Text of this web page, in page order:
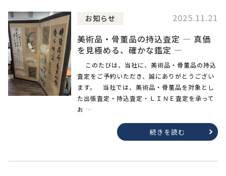
お知らせ
2025.11.21
美術品・骨董品の持込査定 ― 真価
を見極める、確かな鑑定 ―
このたびは、当社に、美術品・骨董品の持込
査定をご予約いただき、誠にありがとうござい
ます。 当社では、美術品・骨董品を対象とし
た出張査定・持込査定・ＬＩＮＥ査定を承って
お …
続きを読む